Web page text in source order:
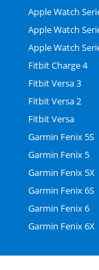
Apple Watch
Apple Watch
Apple Watch
Fitbit Charge 4
Fitbit Versa 3
Fitbit Versa 2
Fitbit Versa
Garmin Fenix 5S
Garmin Fenix 5
Garmin Fenix 5X
Garmin Fenix 6S
Garmin Fenix 6
Garmin Fenix 6X